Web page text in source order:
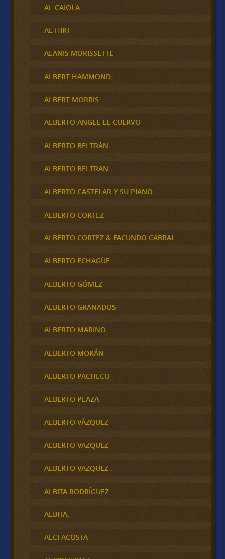
AL CAIOLA
AL HIRT
ALANIS MORISSETTE
ALBERT HAMMOND
ALBERT MORRIS
ALBERTO ANGEL EL CUERVO
ALBERTO BELTRÁN
ALBERTO BELTRAN
ALBERTO CASTELAR Y SU PIANO
ALBERTO CORTEZ
ALBERTO CORTEZ & FACUNDO CABRAL
ALBERTO ECHAGÜE
ALBERTO GÓMEZ
ALBERTO GRANADOS
ALBERTO MARINO
ALBERTO MORÁN
ALBERTO PACHECO
ALBERTO PLAZA
ALBERTO VÁZQUEZ
ALBERTO VAZQUEZ
ALBERTO VAZQUEZ .
ALBITA RODRÍGUEZ
ALBITA,
ALCI ACOSTA